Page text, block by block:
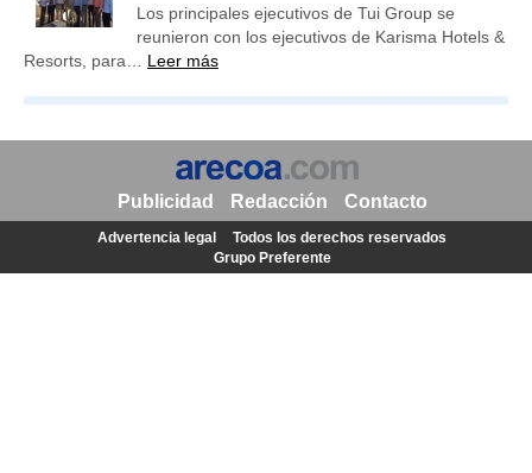
Los principales ejecutivos de Tui Group se
reunieron con los ejecutivos de Karisma Hotels &
Resorts, para… Leer más
Publicidad Redacción Contacto
Advertencia legal
Todos los derechos reservados
Grupo Preferente